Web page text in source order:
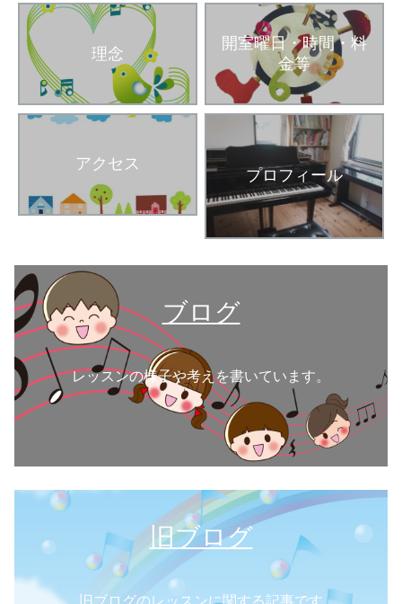
理念
開室曜日・時間・料
金等
アクセス
プロフィール
ブログ
レッスンの様子や考えを書いています。
旧ブログ
旧ブログのレッスンに関する記事です